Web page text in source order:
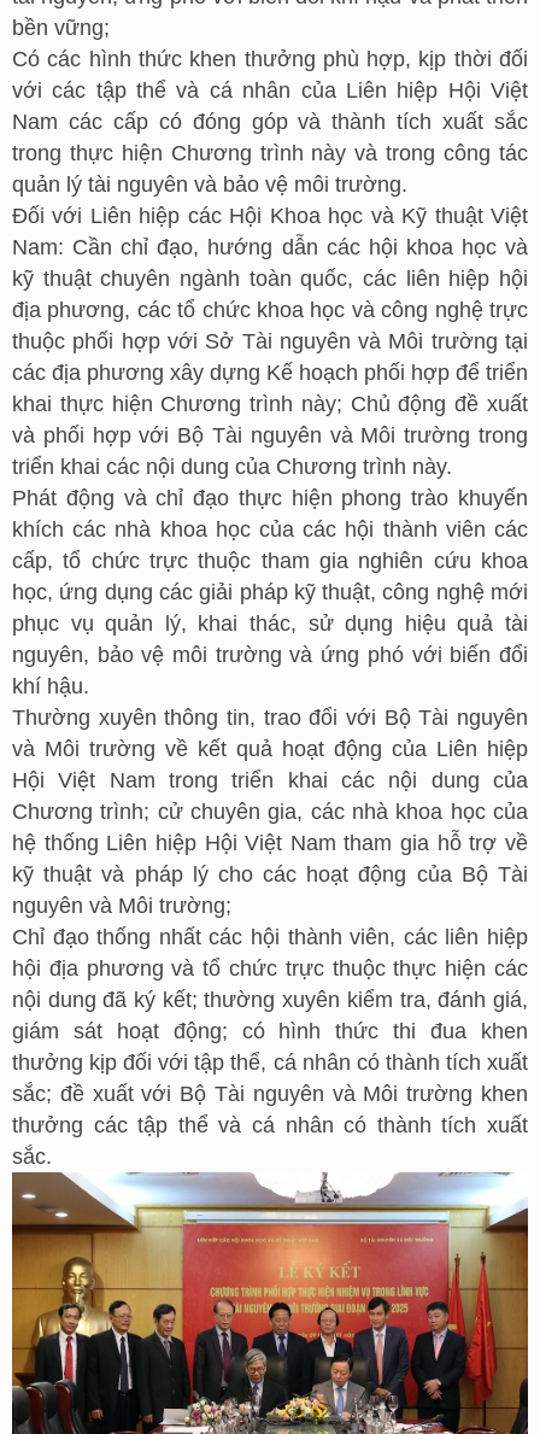
bền vững;
Có các hình thức khen thưởng phù hợp, kịp thời đối
với các tập thể và cá nhân của Liên hiệp Hội Việt
Nam các cấp có đóng góp và thành tích xuất sắc
trong thực hiện Chương trình này và trong công tác
quản lý tài nguyên và bảo vệ môi trường.
Đối với Liên hiệp các Hội Khoa học và Kỹ thuật Việt
Nam: Cần chỉ đạo, hướng dẫn các hội khoa học và
kỹ thuật chuyên ngành toàn quốc, các liên hiệp hội
địa phương, các tổ chức khoa học và công nghệ trực
thuộc phối hợp với Sở Tài nguyên và Môi trường tại
các địa phương xây dựng Kế hoạch phối hợp để triển
khai thực hiện Chương trình này; Chủ động đề xuất
và phối hợp với Bộ Tài nguyên và Môi trường trong
triển khai các nội dung của Chương trình này.
Phát động và chỉ đạo thực hiện phong trào khuyến
khích các nhà khoa học của các hội thành viên các
cấp, tổ chức trực thuộc tham gia nghiên cứu khoa
học, ứng dụng các giải pháp kỹ thuật, công nghệ mới
phục vụ quản lý, khai thác, sử dụng hiệu quả tài
nguyên, bảo vệ môi trường và ứng phó với biến đổi
khí hậu.
Thường xuyên thông tin, trao đổi với Bộ Tài nguyên
và Môi trường về kết quả hoạt động của Liên hiệp
Hội Việt Nam trong triển khai các nội dung của
Chương trình; cử chuyên gia, các nhà khoa học của
hệ thống Liên hiệp Hội Việt Nam tham gia hỗ trợ về
kỹ thuật và pháp lý cho các hoạt động của Bộ Tài
nguyên và Môi trường;
Chỉ đạo thống nhất các hội thành viên, các liên hiệp
hội địa phương và tổ chức trực thuộc thực hiện các
nội dung đã ký kết; thường xuyên kiểm tra, đánh giá,
giám sát hoạt động; có hình thức thi đua khen
thưởng kịp đối với tập thể, cá nhân có thành tích xuất
sắc; đề xuất với Bộ Tài nguyên và Môi trường khen
thưởng các tập thể và cá nhân có thành tích xuất
sắc.